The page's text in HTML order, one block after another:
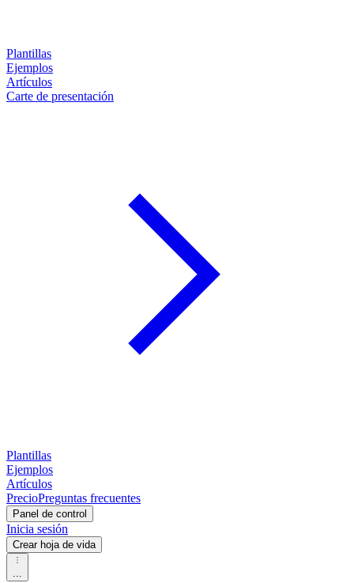
Plantillas
Ejemplos
Artículos
Carte de presentación
Plantillas
Ejemplos
Artículos
PrecioPreguntas frecuentes
Panel de control
Inicia sesión
Crear hoja de vida
...